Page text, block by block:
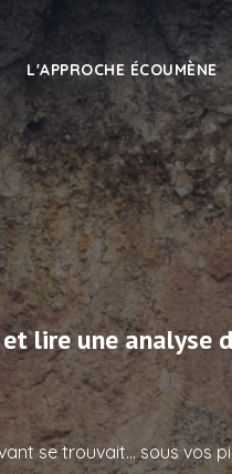
L'APPROCHE ÉCOUMÈNE
lire une analyse
se trouvait… sous vos